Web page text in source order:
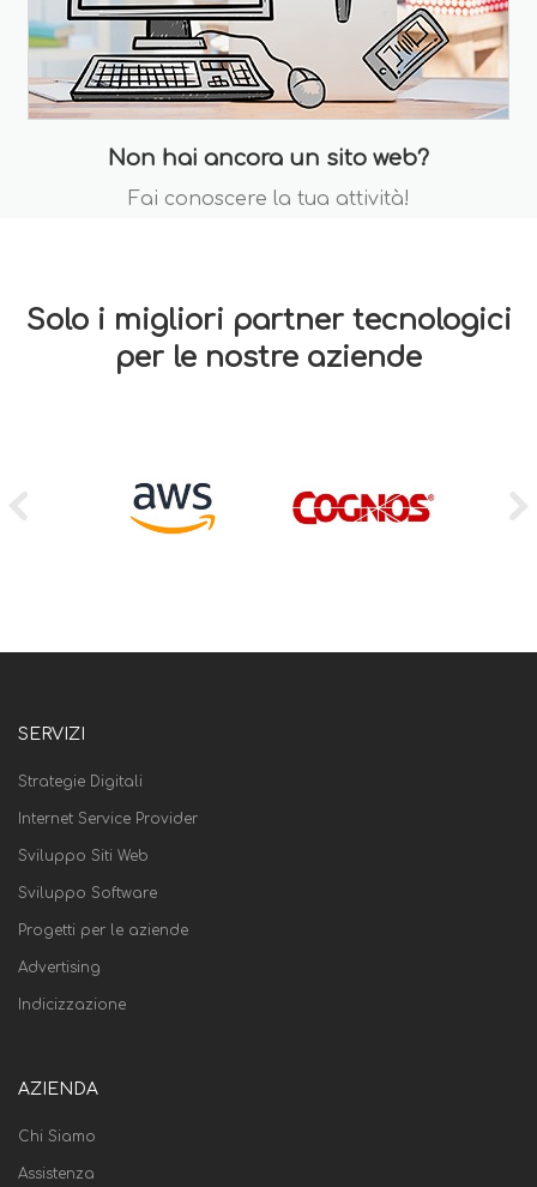
Non hai ancora un sito web?
Fai conoscere la tua attività!
Solo i migliori partner tecnologici
per le nostre aziende
SERVIZI
Strategie Digitali
Internet Service Provider
Sviluppo Siti Web
Sviluppo Software
Progetti per le aziende
Advertising
Indicizzazione
AZIENDA
Chi Siamo
Assistenza